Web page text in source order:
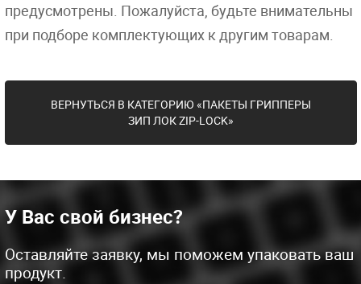
предусмотрены. Пожалуйста, будьте внимательны
при подборе комплектующих к другим товарам.
ВЕРНУТЬСЯ В КАТЕГОРИЮ «ПАКЕТЫ ГРИППЕРЫ
ЗИП ЛОК ZIP-LOCK»
У Вас свой бизнес?
Оставляйте заявку, мы поможем упаковать ваш
продукт.